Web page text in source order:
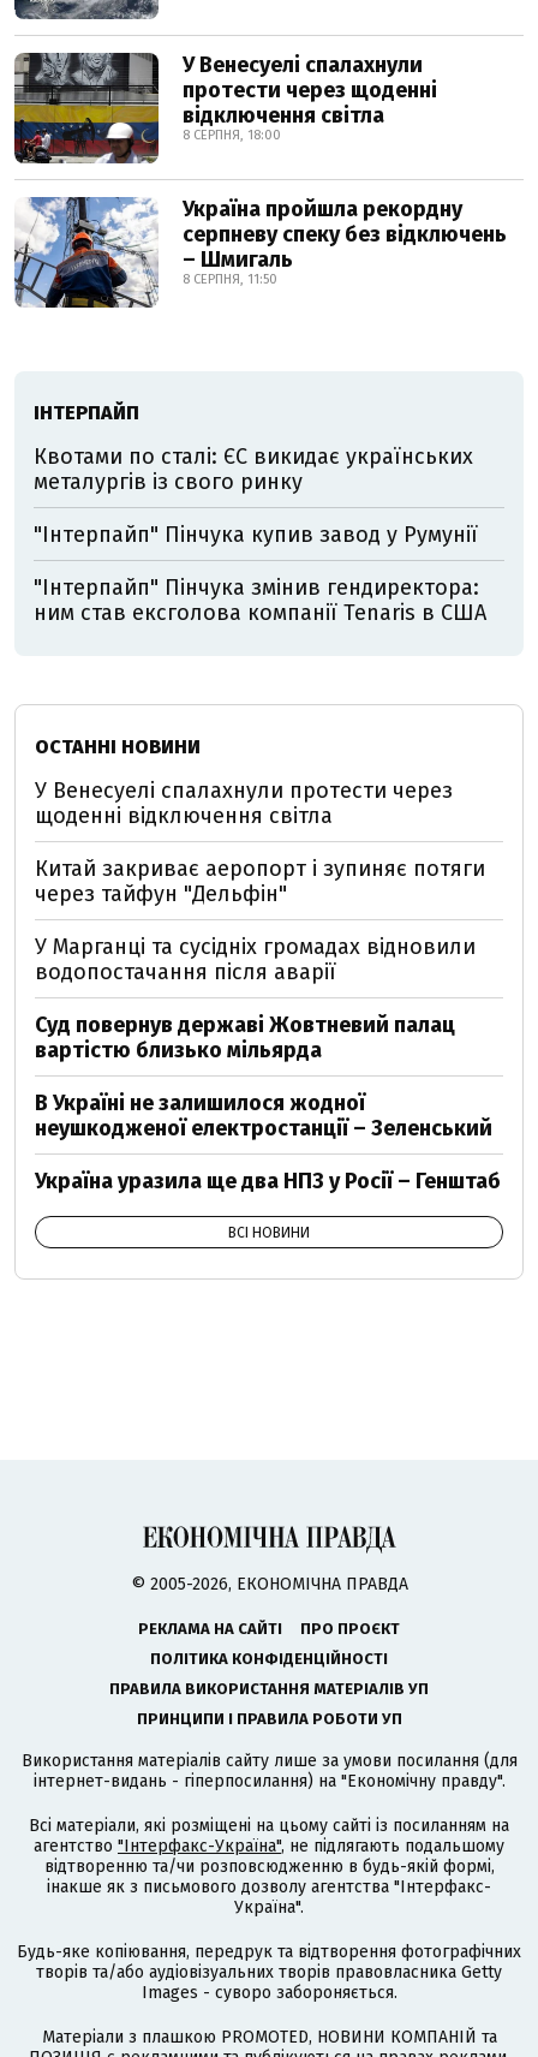
У Венесуелі спалахнули
протести через щоденні
відключення світла
8 СЕРПНЯ, 18:00
Україна пройшла рекордну
серпневу спеку без відключень
– Шмигаль
8 СЕРПНЯ, 11:50
ІНТЕРПАЙП
Квотами по сталі: ЄС викидає українських
металургів із свого ринку
"Інтерпайп" Пінчука купив завод у Румунії
"Інтерпайп" Пінчука змінив гендиректора:
ним став ексголова компанії Tenaris в США
ОСТАННІ НОВИНИ
У Венесуелі спалахнули протести через
щоденні відключення світла
Китай закриває аеропорт і зупиняє потяги
через тайфун "Дельфін"
У Марганці та сусідніх громадах відновили
водопостачання після аварії
Суд повернув державі Жовтневий палац
вартістю близько мільярда
В Україні не залишилося жодної
неушкодженої електростанції – Зеленський
Україна уразила ще два НПЗ у Росії – Генштаб
ВСІ НОВИНИ
© 2005-2026, ЕКОНОМІЧНА ПРАВДА
РЕКЛАМА НА САЙТІ
ПРО ПРОЄКТ
ПОЛІТИКА КОНФІДЕНЦІЙНОСТІ
ПРАВИЛА ВИКОРИСТАННЯ МАТЕРІАЛІВ УП
ПРИНЦИПИ І ПРАВИЛА РОБОТИ УП
Використання матеріалів сайту лише за умови посилання (для
інтернет-видань - гіперпосилання) на "Економічну правду".
Всі матеріали, які розміщені на цьому сайті із посиланням на
агентство "Інтерфакс-Україна", не підлягають подальшому
відтворенню та/чи розповсюдженню в будь-якій формі,
інакше як з письмового дозволу агентства "Інтерфакс-
Україна".
Будь-яке копіювання, передрук та відтворення фотографічних
творів та/або аудіовізуальних творів правовласника Getty
Images - суворо забороняється.
Матеріали з плашкою PROMOTED, НОВИНИ КОМПАНІЙ та